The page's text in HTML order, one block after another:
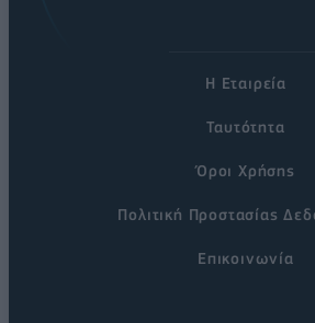
Η Εταιρεία
Ταυτότητα
Όροι Χρήσης
Πολιτική Προστασίας
Επικοινωνία